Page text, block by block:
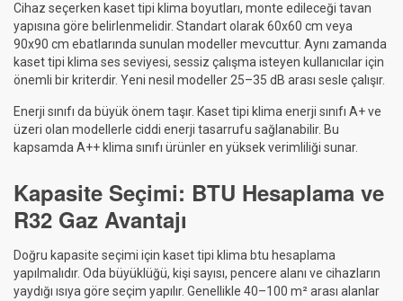
Cihaz seçerken kaset tipi klima boyutları, monte edileceği tavan
yapısına göre belirlenmelidir. Standart olarak 60x60 cm veya
90x90 cm ebatlarında sunulan modeller mevcuttur. Aynı zamanda
kaset tipi klima ses seviyesi, sessiz çalışma isteyen kullanıcılar için
önemli bir kriterdir. Yeni nesil modeller 25–35 dB arası sesle çalışır.
Enerji sınıfı da büyük önem taşır. Kaset tipi klima enerji sınıfı A+ ve
üzeri olan modellerle ciddi enerji tasarrufu sağlanabilir. Bu
kapsamda A++ klima sınıfı ürünler en yüksek verimliliği sunar.
Kapasite Seçimi: BTU Hesaplama ve
R32 Gaz Avantajı
Doğru kapasite seçimi için kaset tipi klima btu hesaplama
yapılmalıdır. Oda büyüklüğü, kişi sayısı, pencere alanı ve cihazların
yaydığı ısıya göre seçim yapılır. Genellikle 40–100 m² arası alanlar